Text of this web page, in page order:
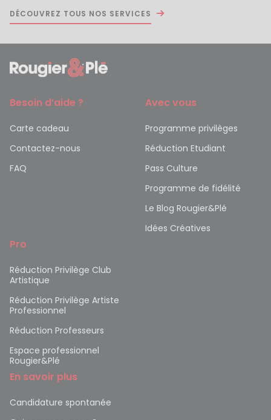
DÉCOUVREZ TOUS NOS SERVICES
Besoin d’aide ?
Carte cadeau
Contactez-nous
FAQ
Avec vous
Programme privilèges
Réduction Etudiant
Pass Culture
Programme de fidélité
Le Blog Rougier&Plé
Idées Créatives
Pro
Réduction Privilège Club
Artistique
Réduction Privilège Artiste
Professionnel
Réduction Professeurs
Espace professionnel
Rougier&Plé
En savoir plus
Candidature spontanée